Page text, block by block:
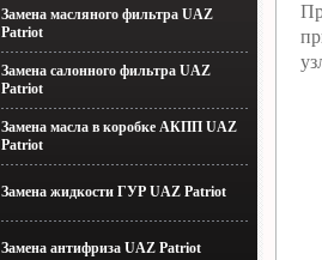
Замена масляного фильтра UAZ
Patriot
Замена салонного фильтра UAZ
Patriot
Замена масла в коробке АКПП UAZ
Patriot
Замена жидкости ГУР UAZ Patriot
Замена антифриза UAZ Patriot